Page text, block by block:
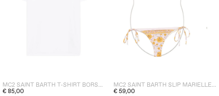
MC2 SAINT BARTH T-SHIRT BORSE OCCHIAIE DONNA BIANCO
€ 85,00
MC2 SAINT BARTH SLIP MARIELLE DONNA MULTICOLOR
€ 59,00